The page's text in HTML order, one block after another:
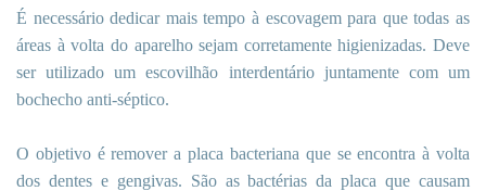
É necessário dedicar mais tempo à escovagem para que todas as
áreas à volta do aparelho sejam corretamente higienizadas. Deve
ser utilizado um escovilhão interdentário juntamente com um
bochecho anti-séptico.
O objetivo é remover a placa bacteriana que se encontra à volta
dos dentes e gengivas. São as bactérias da placa que causam